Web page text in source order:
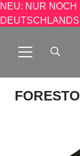
NEU: NUR